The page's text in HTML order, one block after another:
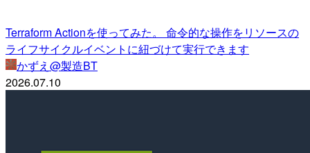
Terraform Actionを使ってみた。 命令的な操作をリソースの
ライフサイクルイベントに紐づけて実行できます
かずえ@製造BT
2026.07.10